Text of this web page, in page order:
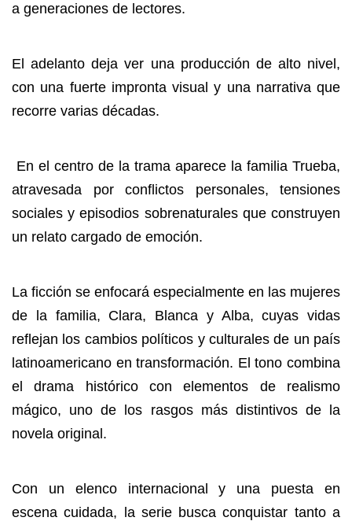
a generaciones de lectores.
El adelanto deja ver una producción de alto nivel,
con una fuerte impronta visual y una narrativa que
recorre varias décadas.
En el centro de la trama aparece la familia Trueba,
atravesada por conflictos personales, tensiones
sociales y episodios sobrenaturales que construyen
un relato cargado de emoción.
La ficción se enfocará especialmente en las mujeres
de la familia, Clara, Blanca y Alba, cuyas vidas
reflejan los cambios políticos y culturales de un país
latinoamericano en transformación. El tono combina
el drama histórico con elementos de realismo
mágico, uno de los rasgos más distintivos de la
novela original.
Con un elenco internacional y una puesta en
escena cuidada, la serie busca conquistar tanto a